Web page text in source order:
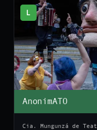
L
AnonimATO
Cia. Mungunzá de